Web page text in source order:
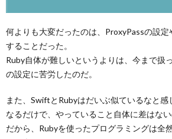
何よりも大変だったのは、ProxyPassの設
することだった。
Ruby自体が難しいというよりは、今まで扱
の設定に苦労したのだ。
また、SwiftとRubyはだいぶ似ているなと
なるだけで、やっていること自体に差はない
だから、Rubyを使ったプログラミングは全